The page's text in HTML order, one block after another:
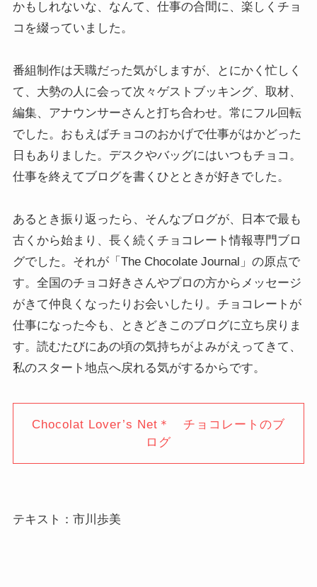
かもしれないな、なんて、仕事の合間に、楽しくチョ
コを綴っていました。
番組制作は天職だった気がしますが、とにかく忙しく
て、大勢の人に会って次々ゲストブッキング、取材、
編集、アナウンサーさんと打ち合わせ。常にフル回転
でした。おもえばチョコのおかげで仕事がはかどった
日もありました。デスクやバッグにはいつもチョコ。
仕事を終えてブログを書くひとときが好きでした。
あるとき振り返ったら、そんなブログが、日本で最も
古くから始まり、長く続くチョコレート情報専門ブロ
グでした。それが「The Chocolate Journal」の原点で
す。全国のチョコ好きさんやプロの方からメッセージ
がきて仲良くなったりお会いしたり。チョコレートが
仕事になった今も、ときどきこのブログに立ち戻りま
す。読むたびにあの頃の気持ちがよみがえってきて、
私のスタート地点へ戻れる気がするからです。
Chocolat Lover’s Net＊ チョコレートのブ
ログ
テキスト：市川歩美